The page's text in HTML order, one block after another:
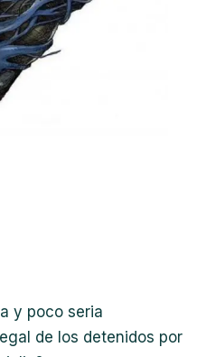
y poco seria
de los detenidos por